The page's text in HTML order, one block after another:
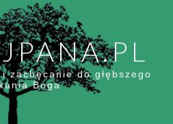
zachęcanie do głębszego
Boga